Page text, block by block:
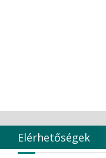
Elérhetőségek